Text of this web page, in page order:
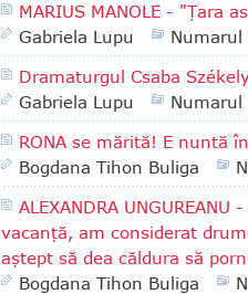
MARIUS MANOLE - "Ţara
Gabriela Lupu
Dramaturgul Csaba
Gabriela Lupu
RONA se mărită! E nuntă
Bogdana Tihon Buliga
ALEXANDRA
vacanţă, am considerat
aştept să dea căldura să
Bogdana Tihon Buliga